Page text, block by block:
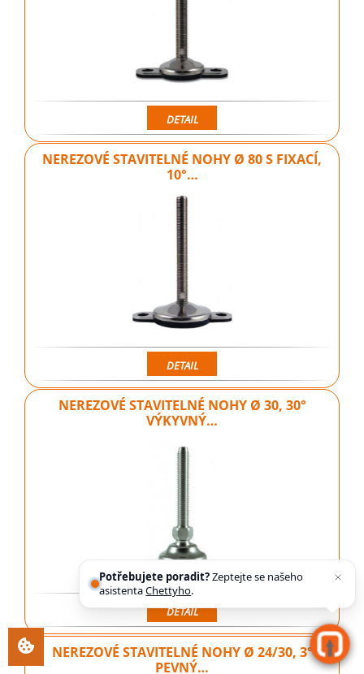
DETAIL
NEREZOVÉ STAVITELNÉ NOHY Ø 80 S FIXACÍ,
10°…
DETAIL
NEREZOVÉ STAVITELNÉ NOHY Ø 30, 30°
VÝKYVNÝ…
DETAIL
NEREZOVÉ STAVITELNÉ NOHY Ø 24/30, 3°
PEVNÝ…
Potřebujete poradit?Zeptejte se našeho
asistentaChettyho.